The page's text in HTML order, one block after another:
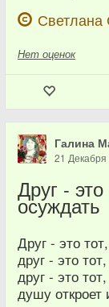
Светлана
Нет оценок
Галина
21
Друг -
осуждать
Друг - это
друг - это
друг - это
душу откроет